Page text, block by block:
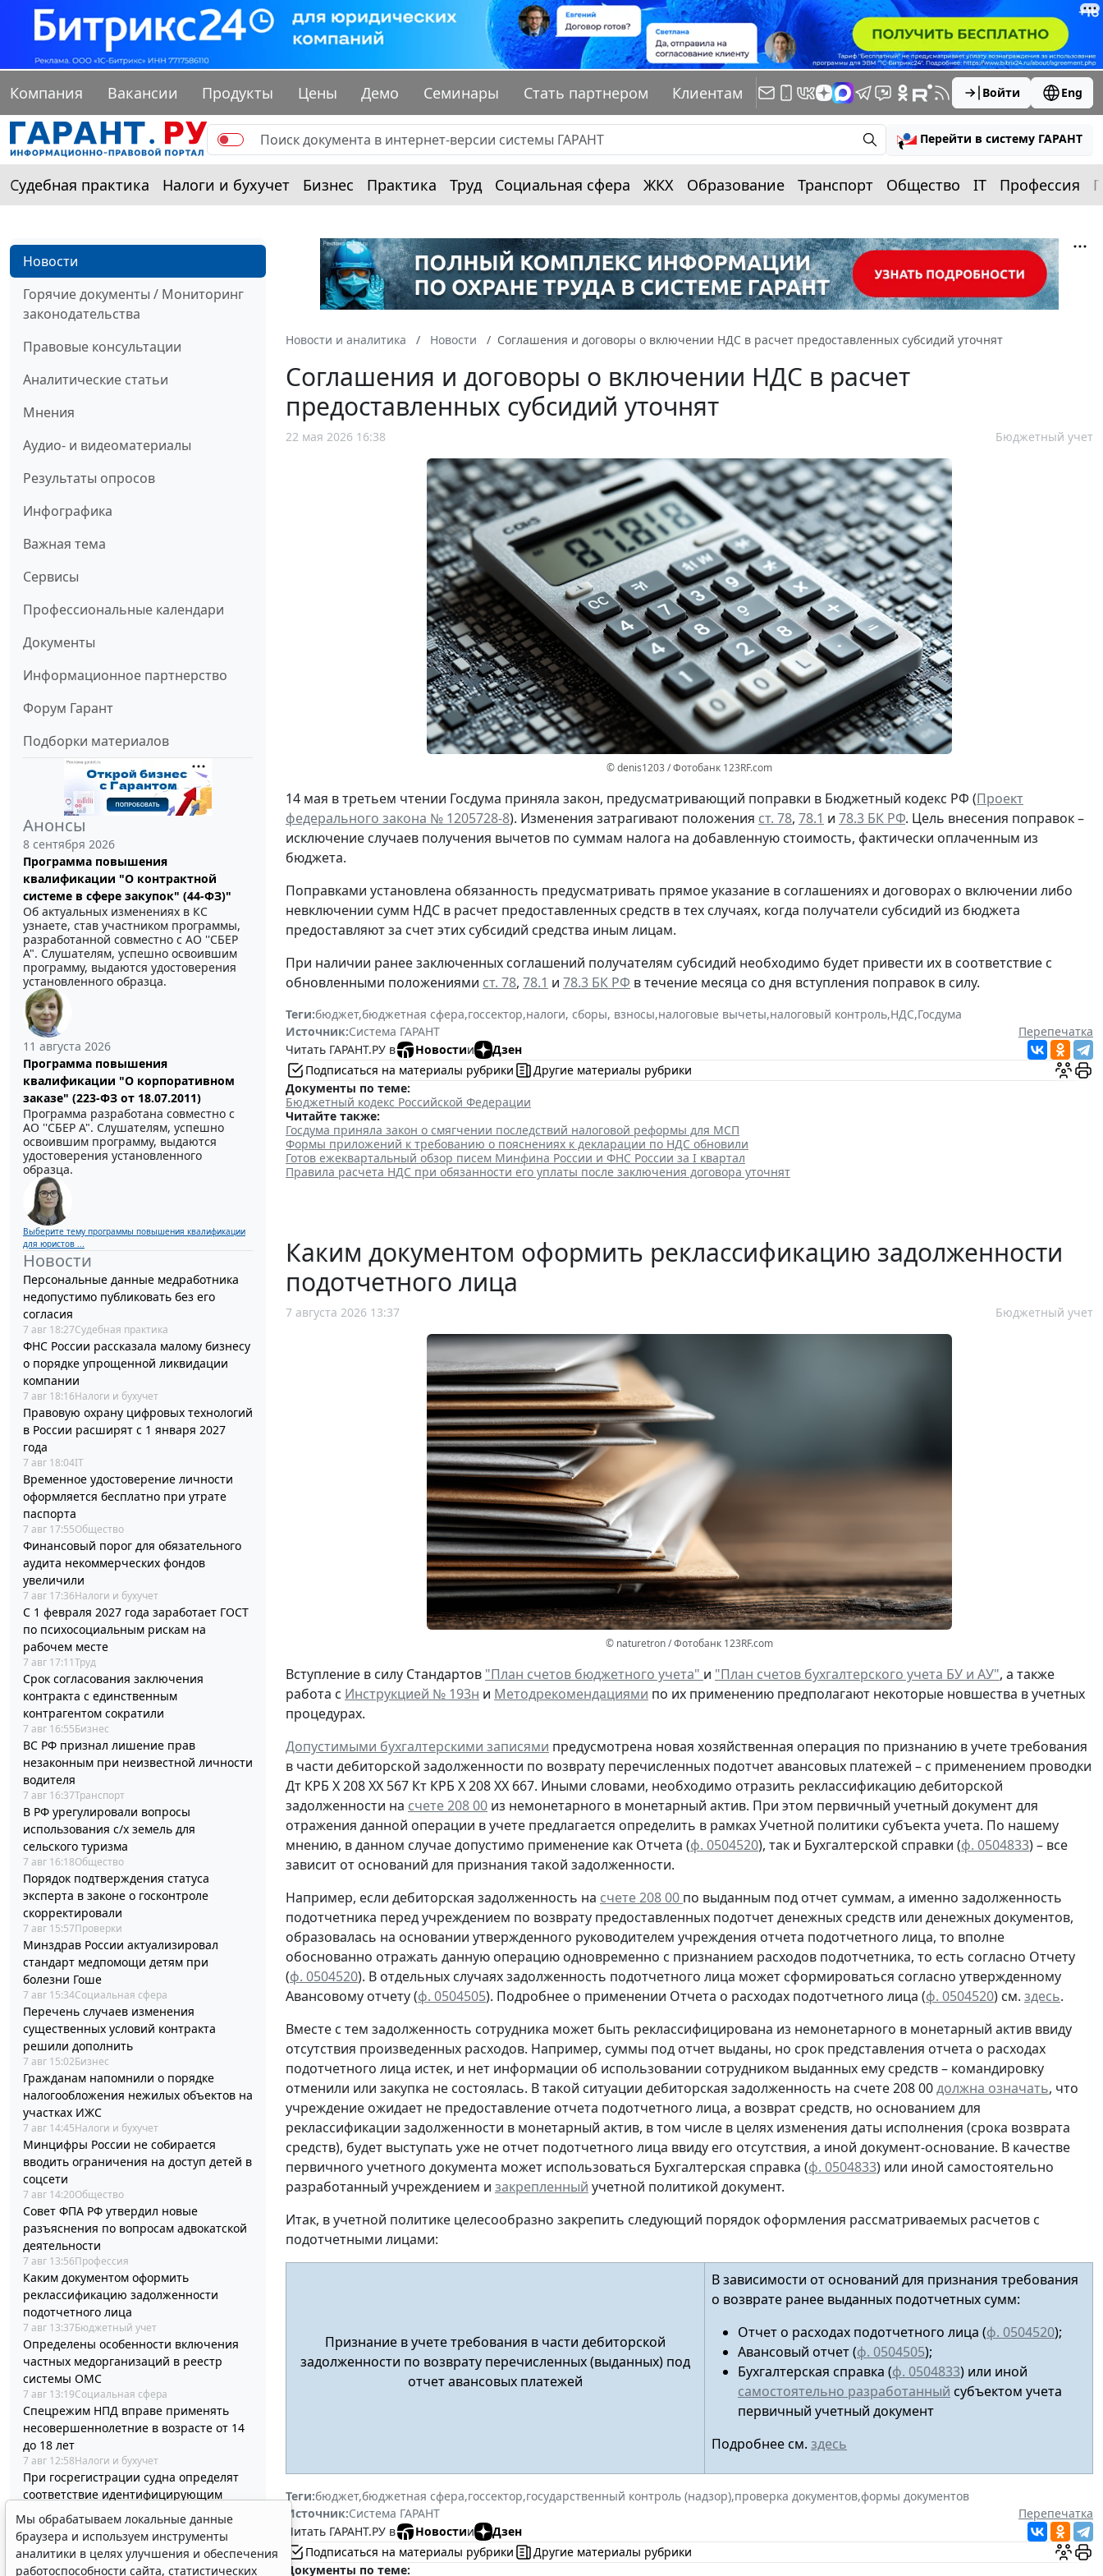
Компания Вакансии Продукты Цены Демо Семинары Стать партнером Клиентам Войти Eng
Перейти в систему ГАРАНТ
Судебная практика Налоги и бухучет Бизнес Практика Труд Социальная сфера ЖКХ Образование Транспорт Общество IT Профессия
Новости
Горячие документы / Мониторинг
законодательства
Правовые консультации
Аналитические статьи
Мнения
Аудио- и видеоматериалы
Результаты опросов
Инфографика
Важная тема
Сервисы
Профессиональные календари
Документы
Информационное партнерство
Форум Гарант
Подборки материалов
Анонсы
8 сентября 2026
Программа повышения
квалификации "О контрактной
системе в сфере закупок" (44-ФЗ)"
Об актуальных изменениях в КС
узнаете, став участником программы,
разработанной совместно с АО ''СБЕР
А". Слушателям, успешно освоившим
программу, выдаются удостоверения
установленного образца.
11 августа 2026
Программа повышения
квалификации "О корпоративном
заказе" (223-ФЗ от 18.07.2011)
Программа разработана совместно с
АО ''СБЕР А". Слушателям, успешно
освоившим программу, выдаются
удостоверения установленного
образца.
Выберите тему программы повышения квалификации
для юристов ...
Новости
Персональные данные медработника
недопустимо публиковать без его
согласия
7 авг 18:27Судебная практика
ФНС России рассказала малому бизнесу
о порядке упрощенной ликвидации
компании
7 авг 18:16Налоги и бухучет
Правовую охрану цифровых технологий
в России расширят с 1 января 2027
года
7 авг 18:04IT
Временное удостоверение личности
оформляется бесплатно при утрате
паспорта
7 авг 17:55Общество
Финансовый порог для обязательного
аудита некоммерческих фондов
увеличили
7 авг 17:36Налоги и бухучет
С 1 февраля 2027 года заработает ГОСТ
по психосоциальным рискам на
рабочем месте
7 авг 17:11Труд
Срок согласования заключения
контракта с единственным
контрагентом сократили
7 авг 16:55Бизнес
ВС РФ признал лишение прав
незаконным при неизвестной личности
водителя
7 авг 16:37Транспорт
В РФ урегулировали вопросы
использования с/х земель для
сельского туризма
7 авг 16:18Общество
Порядок подтверждения статуса
эксперта в законе о госконтроле
скорректировали
7 авг 15:57Проверки
Минздрав России актуализировал
стандарт медпомощи детям при
болезни Гоше
7 авг 15:34Социальная сфера
Перечень случаев изменения
существенных условий контракта
решили дополнить
7 авг 15:02Бизнес
Гражданам напомнили о порядке
налогообложения нежилых объектов на
участках ИЖС
7 авг 14:45Налоги и бухучет
Минцифры России не собирается
вводить ограничения на доступ детей в
соцсети
7 авг 14:20Общество
Совет ФПА РФ утвердил новые
разъяснения по вопросам адвокатской
деятельности
7 авг 13:56Профессия
Каким документом оформить
реклассификацию задолженности
подотчетного лица
7 авг 13:37Бюджетный учет
Определены особенности включения
частных медорганизаций в реестр
системы ОМС
7 авг 13:19Социальная сфера
Спецрежим НПД вправе применять
несовершеннолетние в возрасте от 14
до 18 лет
7 авг 12:58Налоги и бухучет
При госрегистрации судна определят
соответствие идентифицирующим
признакам
7 авг 12:34Транспорт
В Госдуме предложили заменить ЕГЭ
аттестацией в форме государственного
Новости и аналитика Новости Соглашения и договоры о включении НДС в расчет предоставленных субсидий уточнят
Соглашения и договоры о включении НДС в расчет
предоставленных субсидий уточнят
22 мая 2026 16:38 Бюджетный учет
© denis1203 / Фотобанк 123RF.com
14 мая в третьем чтении Госдума приняла закон, предусматривающий поправки в Бюджетный кодекс РФ (Проект
федерального закона № 1205728-8). Изменения затрагивают положения ст. 78, 78.1 и 78.3 БК РФ. Цель внесения поправок –
исключение случаев получения вычетов по суммам налога на добавленную стоимость, фактически оплаченным из
бюджета.
Поправками установлена обязанность предусматривать прямое указание в соглашениях и договорах о включении либо
невключении сумм НДС в расчет предоставленных средств в тех случаях, когда получатели субсидий из бюджета
предоставляют за счет этих субсидий средства иным лицам.
При наличии ранее заключенных соглашений получателям субсидий необходимо будет привести их в соответствие с
обновленными положениями ст. 78, 78.1 и 78.3 БК РФ в течение месяца со дня вступления поправок в силу.
Теги:бюджет,бюджетная сфера,госсектор,налоги, сборы, взносы,налоговые вычеты,налоговый контроль,НДС,Госдума
Источник:Система ГАРАНТ
Перепечатка
Читать ГАРАНТ.РУ в
Новостии
Дзен
Подписаться на материалы рубрики
Другие материалы рубрики
Документы по теме:
Бюджетный кодекс Российской Федерации
Читайте также:
Госдума приняла закон о смягчении последствий налоговой реформы для МСП
Формы приложений к требованию о пояснениях к декларации по НДС обновили
Готов ежеквартальный обзор писем Минфина России и ФНС России за I квартал
Правила расчета НДС при обязанности его уплаты после заключения договора уточнят
Каким документом оформить реклассификацию задолженности
подотчетного лица
7 августа 2026 13:37 Бюджетный учет
© naturetron / Фотобанк 123RF.com
Вступление в силу Стандартов "План счетов бюджетного учета" и "План счетов бухгалтерского учета БУ и АУ", а также
работа с Инструкцией № 193н и Методрекомендациями по их применению предполагают некоторые новшества в учетных
процедурах.
Допустимыми бухгалтерскими записями предусмотрена новая хозяйственная операция по признанию в учететребования
в части дебиторской задолженности по возврату перечисленных подотчет авансовых платежей – с применением проводки
Дт КРБ Х 208 ХХ 567 Кт КРБ Х 208 ХХ 667. Иными словами, необходимо отразить реклассификацию дебиторской
задолженности на счете 208 00 из немонетарного в монетарный актив. При этом первичный учетный документ для
отражения данной операции в учете предлагается определить в рамках Учетной политики субъекта учета. По нашему
мнению, в данном случае допустимо применение как Отчета (ф. 0504520), так и Бухгалтерской справки (ф. 0504833) – все
зависит от оснований для признания такой задолженности.
Например, если дебиторская задолженность на счете 208 00 по выданным под отчет суммам, а именно задолженность
подотчетника перед учреждением по возврату предоставленных подотчет денежных средств или денежных документов,
образовалась на основании утвержденного руководителем учреждения отчета подотчетного лица, то вполне
обоснованно отражать данную операцию одновременно с признанием расходов подотчетника, то есть согласно Отчету
(ф. 0504520). В отдельных случаях задолженность подотчетного лица может сформироваться согласно утвержденному
Авансовому отчету(ф. 0504505). Подробнее о применении Отчета о расходах подотчетного лица (ф. 0504520) см. здесь.
Вместе с тем задолженность сотрудника может быть реклассифицирована из немонетарного в монетарный актив ввиду
отсутствия произведенных расходов. Например, суммы под отчет выданы, но срок представления отчета о расходах
подотчетного лица истек, и нет информации об использовании сотрудником выданных ему средств – командировку
отменили или закупка не состоялась. В такой ситуации дебиторская задолженность на счете 208 00должна означать, что
учреждение ожидает не предоставление отчета подотчетного лица, а возврат средств, но основанием для
реклассификации задолженности в монетарный актив, в том числе в целях изменения даты исполнения (срока возврата
средств), будет выступать уже не отчет подотчетного лица ввиду его отсутствия, а иной документ-основание. В качестве
первичного учетного документа может использоваться Бухгалтерская справка (ф. 0504833) или иной самостоятельно
разработанный учреждением и закрепленный учетной политикой документ.
Итак, в учетной политике целесообразно закрепить следующий порядок оформления рассматриваемых расчетов с
подотчетными лицами:
Признание в учете требования в части дебиторской
задолженности по возврату перечисленных (выданных) под
отчет авансовых платежей
В зависимости от оснований для признания требования
о возврате ранее выданных подотчетных сумм:
Отчет о расходах подотчетного лица (ф. 0504520);
Авансовый отчет(ф. 0504505);
Бухгалтерская справка (ф. 0504833) или иной
самостоятельно разработанный субъектом учета
первичный учетный документ
Подробнее см. здесь
Теги:бюджет,бюджетная сфера,госсектор,государственный контроль (надзор),проверка документов,формы документов
Источник:Система ГАРАНТ
Перепечатка
Читать ГАРАНТ.РУ в
Новостии
Дзен
Подписаться на материалы рубрики
Другие материалы рубрики
Документы по теме:
Мы обрабатываем локальные данные
браузера и используем инструменты
аналитики в целях улучшения и обеспечения
работоспособности сайта, статистических